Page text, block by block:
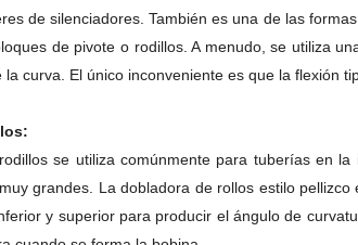
de silenciadores.También es una de las
de pivote o rodillos.A menudo, se utiliza
curva. El único inconveniente es que la flexión
se utiliza comúnmente para tuberías en la
grandes. La dobladora de rollos estilo
y superior para producir el ángulo de